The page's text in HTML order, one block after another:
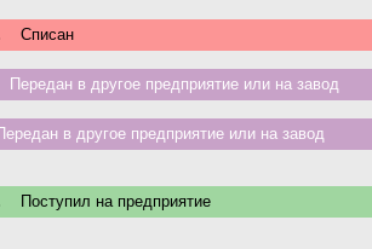
Списан
Передан в другое предприятие или на завод
в другое предприятие или на завод
Поступил на предприятие